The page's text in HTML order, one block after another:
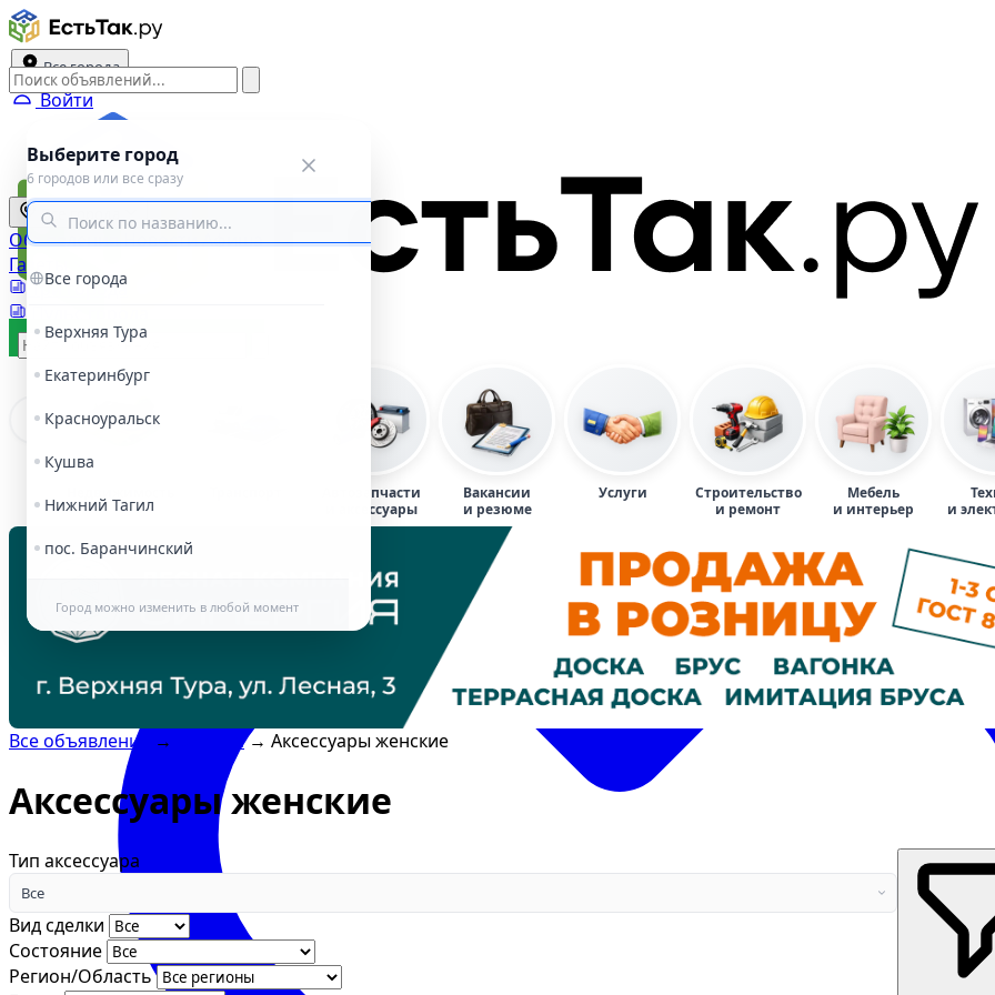
Все города
Войти
Выберите город
6 городов или все сразу
Все города
Верхняя Тура
Екатеринбург
Красноуральск
Кушва
Нижний Тагил
пос. Баранчинский
Город можно изменить в любой момент
Все города
ОбъявленияНовостиАфиша
Газеты
Три города
Подать объявление
Автозапчасти
и аксессуары
Вакансии
и резюме
Услуги
Строительство
и ремонт
Мебель
и интерьер
и
Все объявления → Одежда→ Аксессуары женские
Аксессуары женские
Тип аксессуара
Все
Вид сделки
Состояние
Регион/Область